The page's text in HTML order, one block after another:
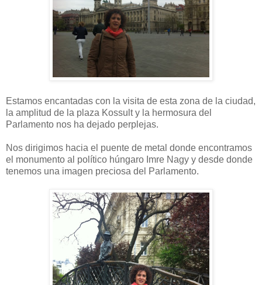
Estamos encantadas con la visita de esta zona de la ciudad,
la amplitud de la plaza Kossult y la hermosura del
Parlamento nos ha dejado perplejas.
Nos dirigimos hacia el puente de metal donde encontramos
el monumento al político húngaro Imre Nagy y desde donde
tenemos una imagen preciosa del Parlamento.